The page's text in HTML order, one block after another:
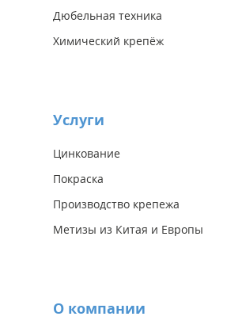
Дюбельная техника
Химический крепёж
Услуги
Цинкование
Покраска
Производство крепежа
Метизы из Китая и Европы
О компании